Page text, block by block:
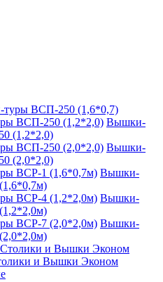
ВСП-250 (1,6*0,7)
Вышки-
(1,2*2,0)
Вышки-
(2,0*2,0)
Вышки-
Вышки-
Вышки-
и Вышки Эконом